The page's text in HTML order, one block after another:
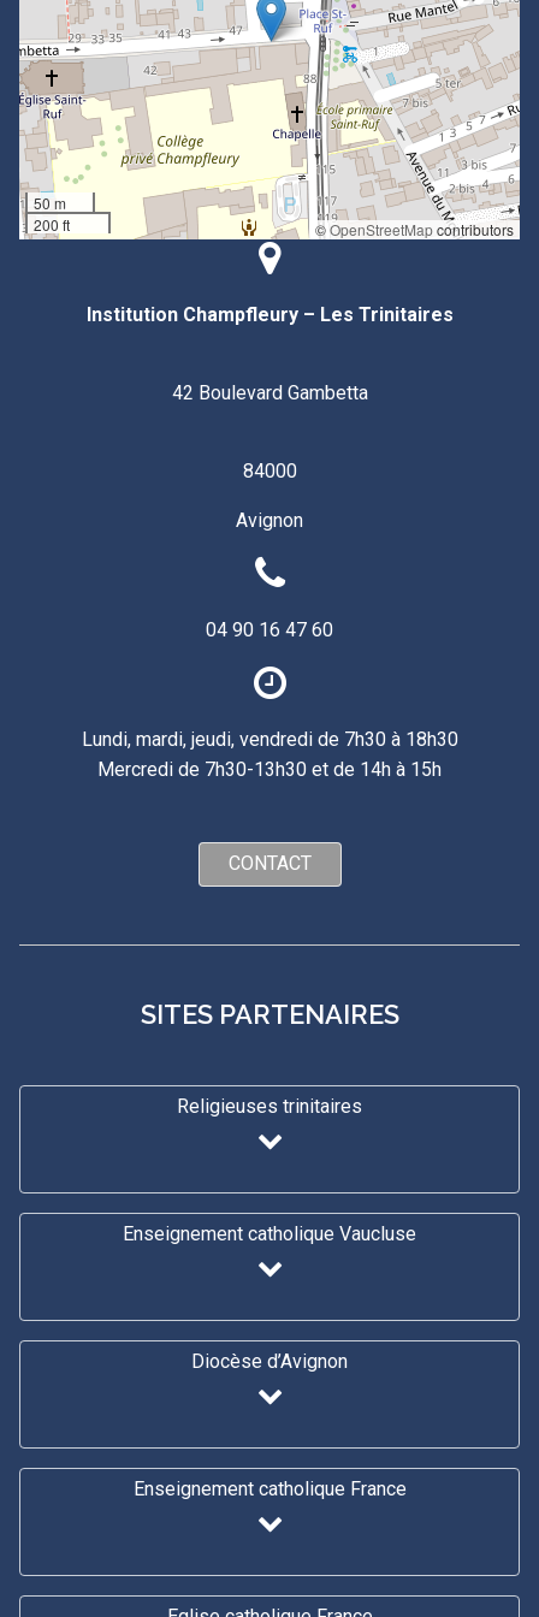
50 m
200 ft
©OpenStreetMapcontributors
Institution Champfleury – Les Trinitaires
42 Boulevard Gambetta
84000
Avignon
04 90 16 47 60
Lundi, mardi, jeudi, vendredi de 7h30 à 18h30
Mercredi de 7h30-13h30 et de 14h à 15h
CONTACT
SITES PARTENAIRES
Religieuses trinitaires
Enseignement catholique Vaucluse
Diocèse d’Avignon
Enseignement catholique France